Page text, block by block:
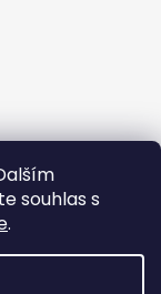
souhlas s
.